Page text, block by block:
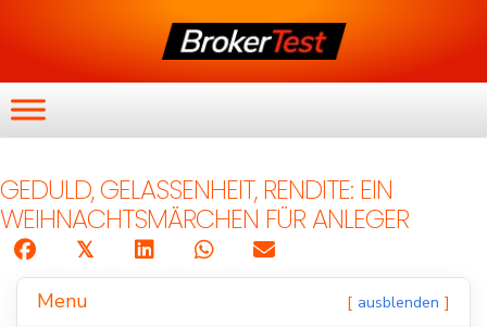
GEDULD, GELASSENHEIT, RENDITE: EIN
WEIHNACHTSMÄRCHEN FÜR ANLEGER
𝕏
Menu ausblenden